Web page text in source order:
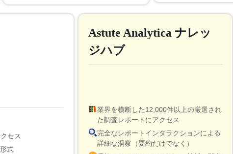
セス
式
Astute Analytica ナレッ
ジハブ
業界を横断した12,000件以上の厳選され
た調査レポートにアクセス
完全なレポートインタラクションによる
詳細な洞察（要約だけでなく）